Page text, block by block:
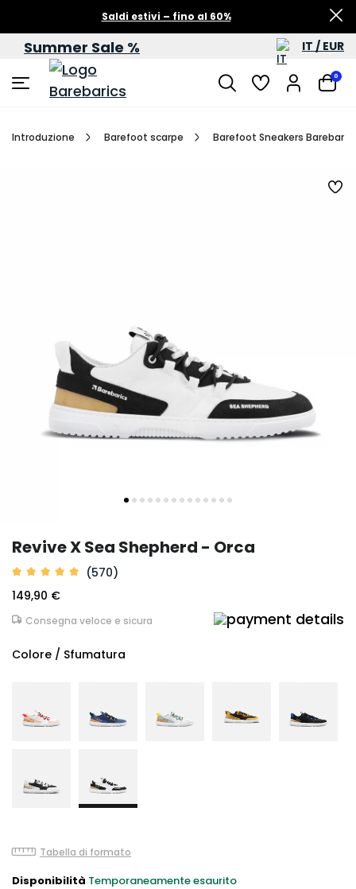
Saldi estivi – fino al 60%
Summer Sale % IT / EUR
0
Introduzione Barefoot scarpe Barefoot Sneakers
Revive X Sea Shepherd - Orca
(570)
149,90 €
Consegna veloce e sicura
Colore / Sfumatura
Tabella di formato
Disponibilità Temporaneamente esaurito